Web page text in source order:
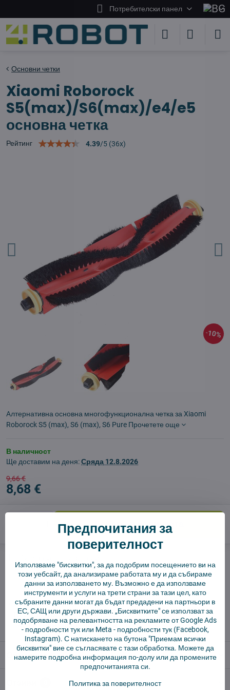
Потребителски панел
10%
Основни четки
Xiaomi Roborock
S5(max)/S6(max)/e4/e5
основна четка
Рейтинг 4.39/5 (36x)
Aлтернативна основна многофункционална четка за Xiaomi
Roborock S5 (max), S6 (max), S6 Pure Прочетете още
В наличност
Ще доставим на деня:Сряда 12.8.2026
9,66 €
8,68 €
Добави в количката
производител:Vysajto.sk
✅ Готов за изпращане веднага
✅ БЕЗПЛАТНА доставка над 55 EUR.
✅ 14 дни политика за връщане
Описание
Предпочитания за
поверителност
Използваме "бисквитки", за да подобрим посещението ви на
този уебсайт, да анализираме работата му и да събираме
данни за използването му. Възможно е да използваме
инструменти и услуги на трети страни за тази цел, като
събраните данни могат да бъдат предадени на партньори в
ЕС, САЩ или други държави. „Бисквитките" се използват за
подобряване на релевантността на рекламите от Google Ads
- подробности тукили Meta - подробности тук(Facebook,
Instagram). С натискането на бутона "Приемам всички
бисквитки" вие се съгласявате с тази обработка. Можете да
намерите подробна информация по-долу или да промените
предпочитанията си.
Политика за поверителност